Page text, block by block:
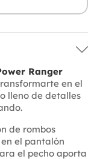
Ranger
en el
lleno de detalles
de rombos
el pantalón
el pecho aporta